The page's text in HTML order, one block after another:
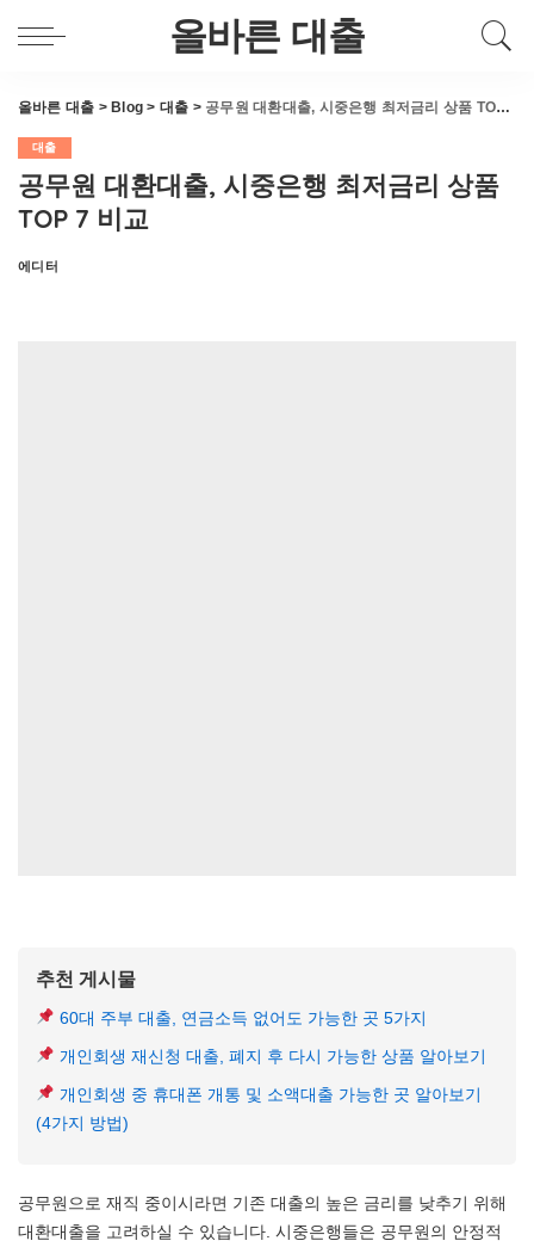
올바른 대출
올바른 대출 > Blog > 대출 > 공무원 대환대출, 시중은행 최저금리 상품 TOP 7 비교
대출
공무원 대환대출, 시중은행 최저금리 상품
TOP 7 비교
Posted
에디터
추천 게시물
60대 주부 대출, 연금소득 없어도 가능한 곳 5가지
개인회생 재신청 대출, 폐지 후 다시 가능한 상품 알아보기
개인회생 중 휴대폰 개통 및 소액대출 가능한 곳 알아보기
(4가지 방법)
공무원으로 재직 중이시라면 기존 대출의 높은 금리를 낮추기 위해
대환대출을 고려하실 수 있습니다. 시중은행들은 공무원의 안정적